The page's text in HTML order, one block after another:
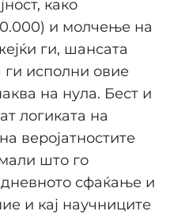
како
и молчење на
ги, шансата
исполни овие
на нула. Бест и
логиката на
веројатностите
што го
сфаќање и
и кај научниците